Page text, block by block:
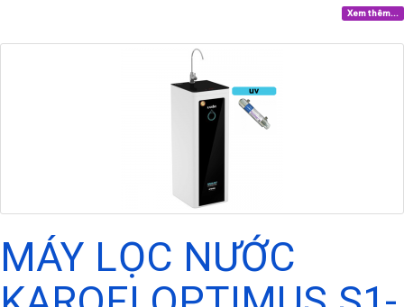
Xem thêm...
MÁY LỌC NƯỚC